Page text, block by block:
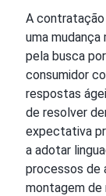
A
uma mudança
pela busca
consumidor
respostas
de resolver
expectativa
a adotar
processos de
montagem de